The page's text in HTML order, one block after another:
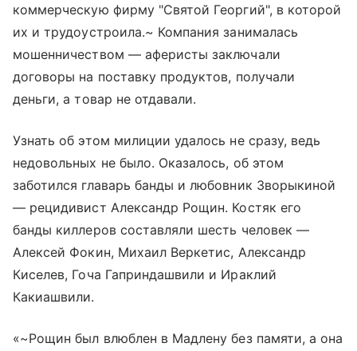
коммерческую фирму "Святой Георгий", в которой
их и трудоустроила.~ Компания занималась
мошенничеством — аферисты заключали
договоры на поставку продуктов, получали
деньги, а товар не отдавали.
Узнать об этом милиции удалось не сразу, ведь
недовольных не было. Оказалось, об этом
заботился главарь банды и любовник Зворыкиной
— рецидивист Александр Рощин. Костяк его
банды киллеров составляли шесть человек —
Алексей Фокин, Михаил Веркетис, Александр
Киселев, Гоча Гаприндашвили и Ираклий
Какиашвили.
«~Рощин был влюблен в Мадлену без памяти, а она